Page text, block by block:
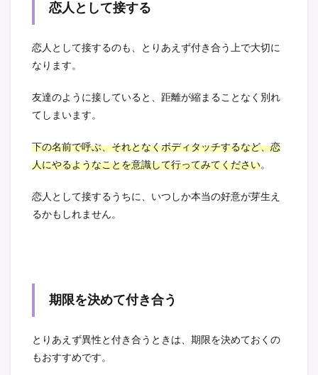
恋人として接する
恋人として接するのも、とりあえず付き合う上で大切に
なります。
友達のように接していると、距離が縮まることなく別れ
てしまいます。
下の名前で呼ぶ、それとなくボディタッチするなど、恋
人にやるようなことを意識して行ってみてください。
恋人として接するうちに、いつしか本当の好意が芽生え
るかもしれません。
期限を決めて付き合う
とりあえず異性と付き合うときは、期限を決めておくの
もおすすめです。